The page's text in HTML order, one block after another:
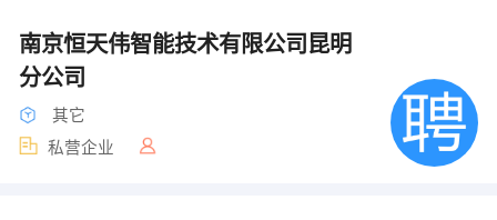
南京恒天伟智能技术有限公司昆明
分公司
其它
私营企业